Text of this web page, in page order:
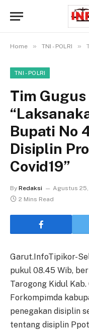
Home » TNI - POLRI »
TNI - POLRI
Tim
Bupati No
Disiplin
Covid19”
By Redaksi Agustus
2 Mins Read
Garut.InfoTipikor-
pukul 08.45 Wib,
Tarogong Kidul
Forkompimda
penegakan disiplin
tentang disiplin